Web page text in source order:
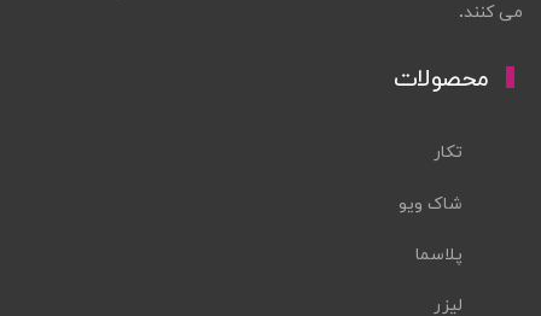
می کنند.
محصولات
تکار
شاک ویو
پلاسما
لیزر